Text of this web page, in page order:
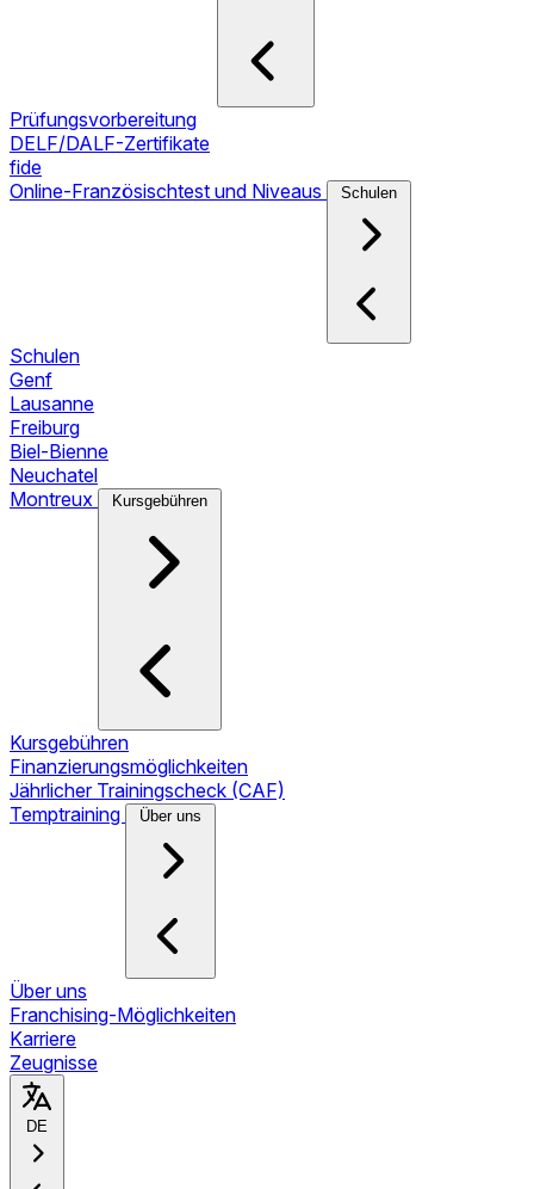
Prüfungsvorbereitung
DELF/DALF-Zertifikate
fide
Online-Französischtest und Niveaus
Schulen
Schulen
Genf
Lausanne
Freiburg
Biel-Bienne
Neuchatel
Montreux
Kursgebühren
Kursgebühren
Finanzierungsmöglichkeiten
Jährlicher Trainingscheck (CAF)
Temptraining
Über uns
Über uns
Franchising-Möglichkeiten
Karriere
Zeugnisse
DE